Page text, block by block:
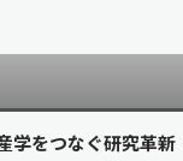
学をつなぐ研究革新